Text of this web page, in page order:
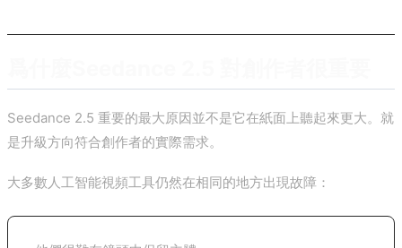
Seedance 2.5 重要的最大原因並不是它在紙面上聽起來更大。就
是升級方向符合創作者的實際需求。
大多數人工智能視頻工具仍然在相同的地方出現故障：